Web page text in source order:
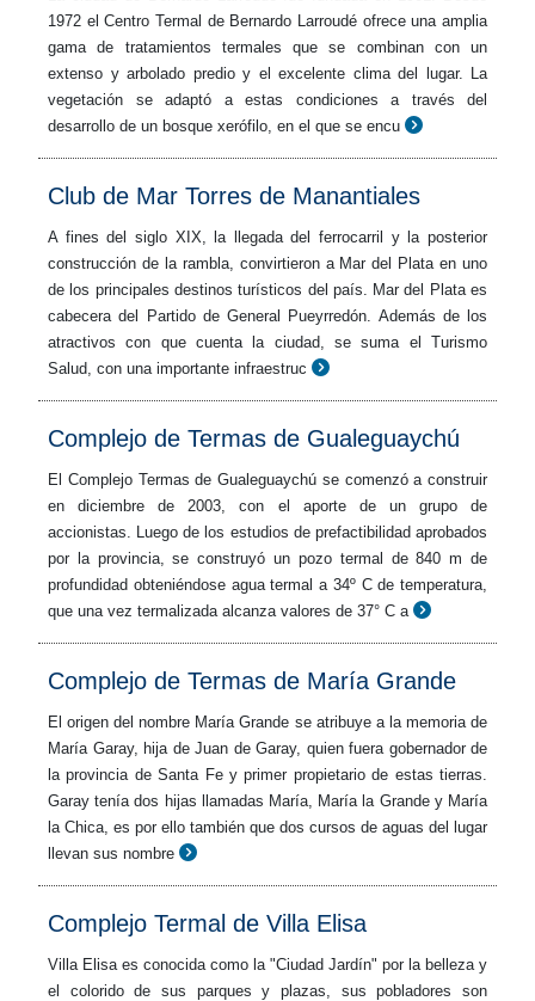
1972 el Centro Termal de Bernardo Larroudé ofrece una amplia
gama de tratamientos termales que se combinan con un
extenso y arbolado predio y el excelente clima del lugar. La
vegetación se adaptó a estas condiciones a través del
desarrollo de un bosque xerófilo, en el que se encu
Club de Mar Torres de Manantiales
A fines del siglo XIX, la llegada del ferrocarril y la posterior
construcción de la rambla, convirtieron a Mar del Plata en uno
de los principales destinos turísticos del país. Mar del Plata es
cabecera del Partido de General Pueyrredón. Además de los
atractivos con que cuenta la ciudad, se suma el Turismo
Salud, con una importante infraestruc
Complejo de Termas de Gualeguaychú
El Complejo Termas de Gualeguaychú se comenzó a construir
en diciembre de 2003, con el aporte de un grupo de
accionistas. Luego de los estudios de prefactibilidad aprobados
por la provincia, se construyó un pozo termal de 840 m de
profundidad obteniéndose agua termal a 34º C de temperatura,
que una vez termalizada alcanza valores de 37° C a
Complejo de Termas de María Grande
El origen del nombre María Grande se atribuye a la memoria de
María Garay, hija de Juan de Garay, quien fuera gobernador de
la provincia de Santa Fe y primer propietario de estas tierras.
Garay tenía dos hijas llamadas María, María la Grande y María
la Chica, es por ello también que dos cursos de aguas del lugar
llevan sus nombre
Complejo Termal de Villa Elisa
Villa Elisa es conocida como la "Ciudad Jardín" por la belleza y
el colorido de sus parques y plazas, sus pobladores son